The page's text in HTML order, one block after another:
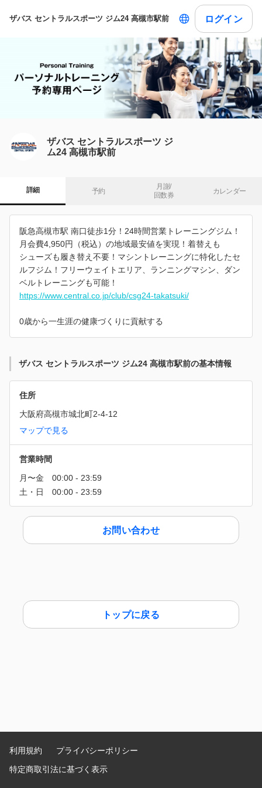
ザバス セントラルスポーツ ジム24 高槻市駅前 ログイン
ザバス セントラルスポーツ ジ
ム24 高槻市駅前
詳細 予約
月謝/
回数券
カレンダー
阪急高槻市駅 南口徒歩1分！24時間営業トレーニングジム！
月会費4,950円（税込）の地域最安値を実現！着替えも
シューズも履き替え不要！マシントレーニングに特化したセ
ルフジム！フリーウェイトエリア、ランニングマシン、ダン
ベルトレーニングも可能！
https://www.central.co.jp/club/csg24-takatsuki/
0歳から一生涯の健康づくりに貢献する
ザバス セントラルスポーツ ジム24 高槻市駅前の基本情報
住所
大阪府高槻市城北町2-4-12
マップで見る
営業時間
お問い合わせ
トップに戻る
利用規約
プライバシーポリシー
特定商取引法に基づく表示